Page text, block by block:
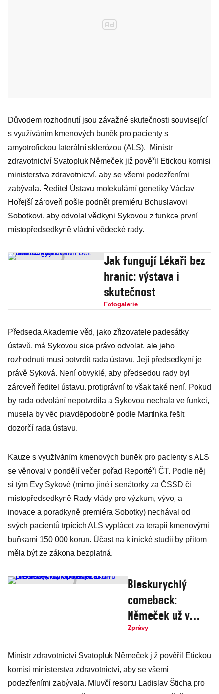
Důvodem rozhodnutí jsou závažné skutečnosti související
s využíváním kmenových buněk pro pacienty s
amyotrofickou laterální sklerózou (ALS). Ministr
zdravotnictví Svatopluk Němeček již pověřil Etickou komisi
ministerstva zdravotnictví, aby se všemi podezřeními
zabývala. Ředitel Ústavu molekulární genetiky Václav
Hořejší zároveň pošle podnět premiéru Bohuslavovi
Sobotkovi, aby odvolal vědkyni Sykovou z funkce první
místopředsedkyně vládní vědecké rady.
Jak fungují Lékaři bez
hranic: výstava i
skutečnost
Fotogalerie
Předseda Akademie věd, jako zřizovatele padesátky
ústavů, má Sykovou sice právo odvolat, ale jeho
rozhodnutí musí potvrdit rada ústavu. Její předsedkyní je
právě Syková. Není obvyklé, aby předsedou rady byl
zároveň ředitel ústavu, protiprávní to však také není. Pokud
by rada odvolání nepotvrdila a Sykovou nechala ve funkci,
musela by věc pravděpodobně podle Martinka řešit
dozorčí rada ústavu.
Kauze s využíváním kmenových buněk pro pacienty s ALS
se věnoval v pondělí večer pořad Reportéři ČT. Podle něj
si tým Evy Sykové (mimo jiné i senátorky za ČSSD či
místopředsedkyně Rady vlády pro výzkum, vývoj a
inovace a poradkyně premiéra Sobotky) nechával od
svých pacientů trpících ALS vyplácet za terapii kmenovými
buňkami 150 000 korun. Účast na klinické studii by přitom
měla být ze zákona bezplatná.
Bleskurychlý
comeback:
Němeček už v
pondělí znovu
protikuřácký
zákon
Zprávy
Ministr zdravotnictví Svatopluk Němeček již pověřil Etickou
komisi ministerstva zdravotnictví, aby se všemi
podezřeními zabývala. Mluvčí resortu Ladislav Šticha pro